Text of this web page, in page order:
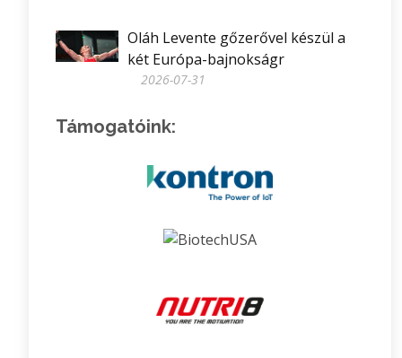
Oláh Levente gőzerővel készül a
két Európa-bajnokságr
2026-07-31
Támogatóink: